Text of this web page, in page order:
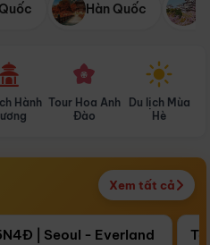
Hàn Quốc
Hành Tour Hoa Anh
Đào
Du lịch Mùa
Hè
Xem tất cả
Điểm nổi bật
| Seoul - Everland